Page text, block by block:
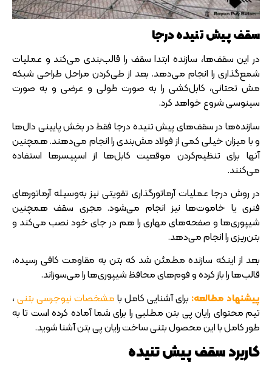
سقف پیش تنیده درجا
در این سقف‌ها، سازنده ابتدا سقف را قالب‌بندی می‌کند و عملیات
شمع‌گذاری را انجام می‌دهد. بعد از طی‌کردن مراحل طراحی شبکه
مش تحتانی، کابل‌کشی را به صورت طولی و عرضی و به صورت
سینوسی شروع خواهد کرد.
سازنده‌ها در سقف‌های پیش تنیده درجا فقط در بخش پایینی دال‌ها
و با میزان خیلی کمی از فولاد مش‌بندی را انجام می‌دهند. همچنین
آنها برای تنظیم‌کردن موقعیت کابل‌ها از اسپیسرها استفاده
می‌کنند.
در روش درجا عملیات آرماتورگذاری تقویتی نیز به‌وسیله آرماتورهای
فنری یا خاموت‌ها نیز انجام می‌شود. مجری سقف همچنین
شیپوری‌ها و صفحه‌های مهاری را هم در جای خود نصب می‌کند و
بتن‌ریزی را انجام می‌دهد.
بعد از اینکه سازنده مطمئن شد که بتن به مقاومت کافی رسیده،
قالب‌ها را باز کرده و فوم‌های محافظ شیپوری‌ها را می‌سوزاند.
پیشنهاد مطالعه: برای آشنایی کامل بامشخصات نیوجرسی بتنی،
تیم محتوای رایان پی بتن مطلبی را برای شما آماده کرده است تا به
طور کامل با این محصول بتنی ساخت رایان پی بتن آشنا شوید.
کاربرد سقف پیش تنیده